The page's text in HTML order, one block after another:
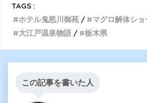
TAGS :
ホテル鬼怒川御苑
マグロ解体ショ
大江戸温泉物語
栃木県
この記事を書いた人